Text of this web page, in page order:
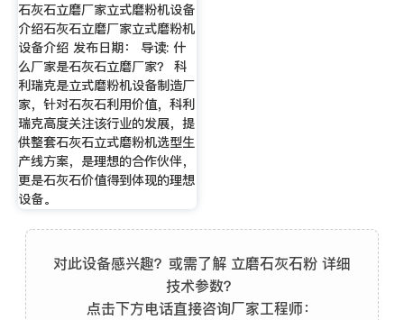
石灰石立磨厂家立式磨粉机设备
介绍石灰石立磨厂家立式磨粉机
设备介绍 发布日期： 导读: 什
么厂家是石灰石立磨厂家？ 科
利瑞克是立式磨粉机设备制造厂
家，针对石灰石利用价值，科利
瑞克高度关注该行业的发展，提
供整套石灰石立式磨粉机选型生
产线方案，是理想的合作伙伴，
更是石灰石价值得到体现的理想
设备。
对此设备感兴趣？或需了解 立磨石灰石粉 详细
技术参数？
点击下方电话直接咨询厂家工程师：